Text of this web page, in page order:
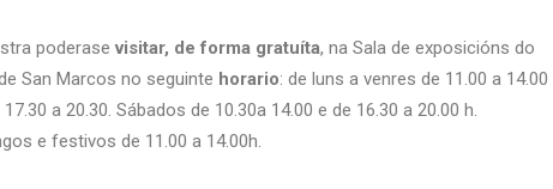
poderasevisitar, de forma gratuíta, na Sala de exposicións do
San Marcos no seguinte horario: de luns a venres de 11.00 a 14.00
a 20.30. Sábados de 10.30a 14.00 e de 16.30 a 20.00 h.
e festivos de 11.00 a 14.00h.